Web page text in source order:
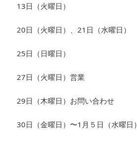
13日（火曜日）
20日（火曜日）、21日（水曜日）
25日（日曜日）
27日（火曜日）営業
29日（木曜日）お問い合わせ
30日（金曜日）〜1月５日（水曜日）